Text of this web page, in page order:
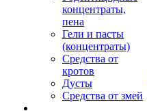
концентраты,
пена
Гели и пасты
(концентраты)
Средства от
кротов
Дусты
Средства от змей